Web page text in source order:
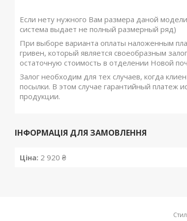
Если нету нужного Вам размера даной
система выдает не полный размерный ряд)
При выборе варианта оплаты наложенным
гривен, который является своеобразным
остаточную стоимость в отделении Новой
Залог необходим для тех случаев, когда
посылки. В этом случае гарантийный платеж
продукции.
ІНФОРМАЦІЯ ДЛЯ ЗАМОВЛЕННЯ
Ціна: 2 920 ₴